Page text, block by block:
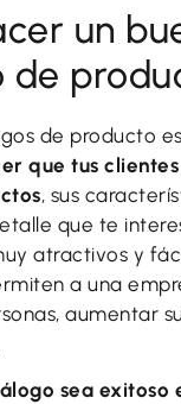
un
de
de producto
que tus
, sus
que te
atractivos y
a una
aumentar
sea exitoso